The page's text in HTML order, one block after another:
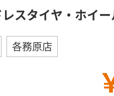
スタイヤ・ホイ
各務原店